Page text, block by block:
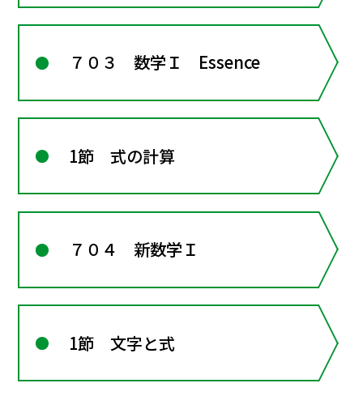
７０３ 数学Ｉ Essence
1節 式の計算
７０４ 新数学Ｉ
1節 文字と式